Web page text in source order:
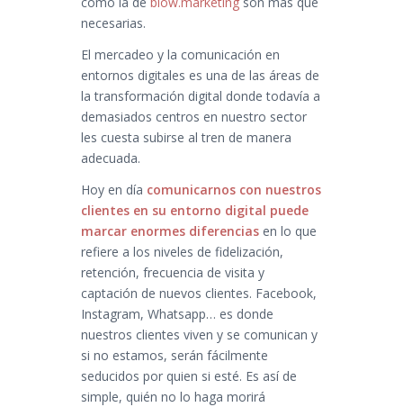
necesarias.
El mercadeo y la comunicación en
entornos digitales es una de las áreas de
la transformación digital donde todavía a
demasiados centros en nuestro sector
les cuesta subirse al tren de manera
adecuada.
Hoy en día comunicarnos con nuestros
clientes en su entorno digital puede
marcar enormes diferencias en lo que
refiere a los niveles de fidelización,
retención, frecuencia de visita y
captación de nuevos clientes. Facebook,
Instagram, Whatsapp… es donde
nuestros clientes viven y se comunican y
si no estamos, serán fácilmente
seducidos por quien si esté. Es así de
simple, quién no lo haga morirá